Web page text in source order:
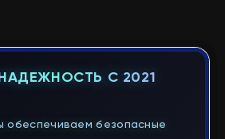
НАДЕЖНОСТЬ С 2021
обеспечиваем безопасные